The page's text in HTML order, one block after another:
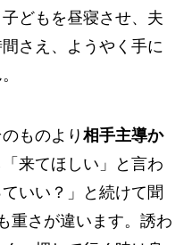
どもを昼寝させ、夫
さえ、ようやく手に
ものより相手主導か
来てほしい」と言わ
いい？」と続けて聞
重さが違います。誘わ